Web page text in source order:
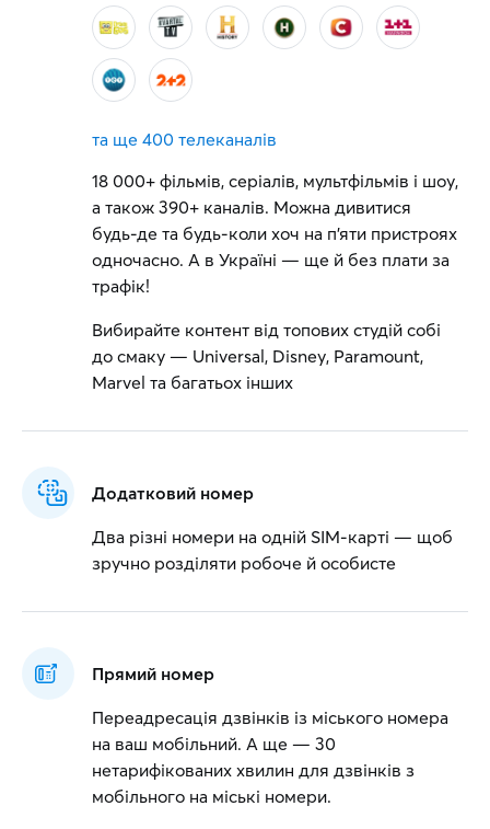
та ще
400 телеканалів
18 000+ фільмів, серіалів, мультфільмів і шоу,
а також 390+ каналів. Можна дивитися
будь-де та будь-коли хоч на п'яти пристроях
одночасно. А в Україні — ще й без плати за
трафік!
Вибирайте контент від топових студій собі
до смаку — Universal, Disney, Paramount,
Marvel та багатьох інших
Додатковий номер
Два різні номери на одній SIM-карті — щоб
зручно розділяти робоче й особисте
Прямий номер
Переадресація дзвінків із міського номера
на ваш мобільний. А ще — 30
нетарифікованих хвилин для дзвінків з
мобільного на міські номери.